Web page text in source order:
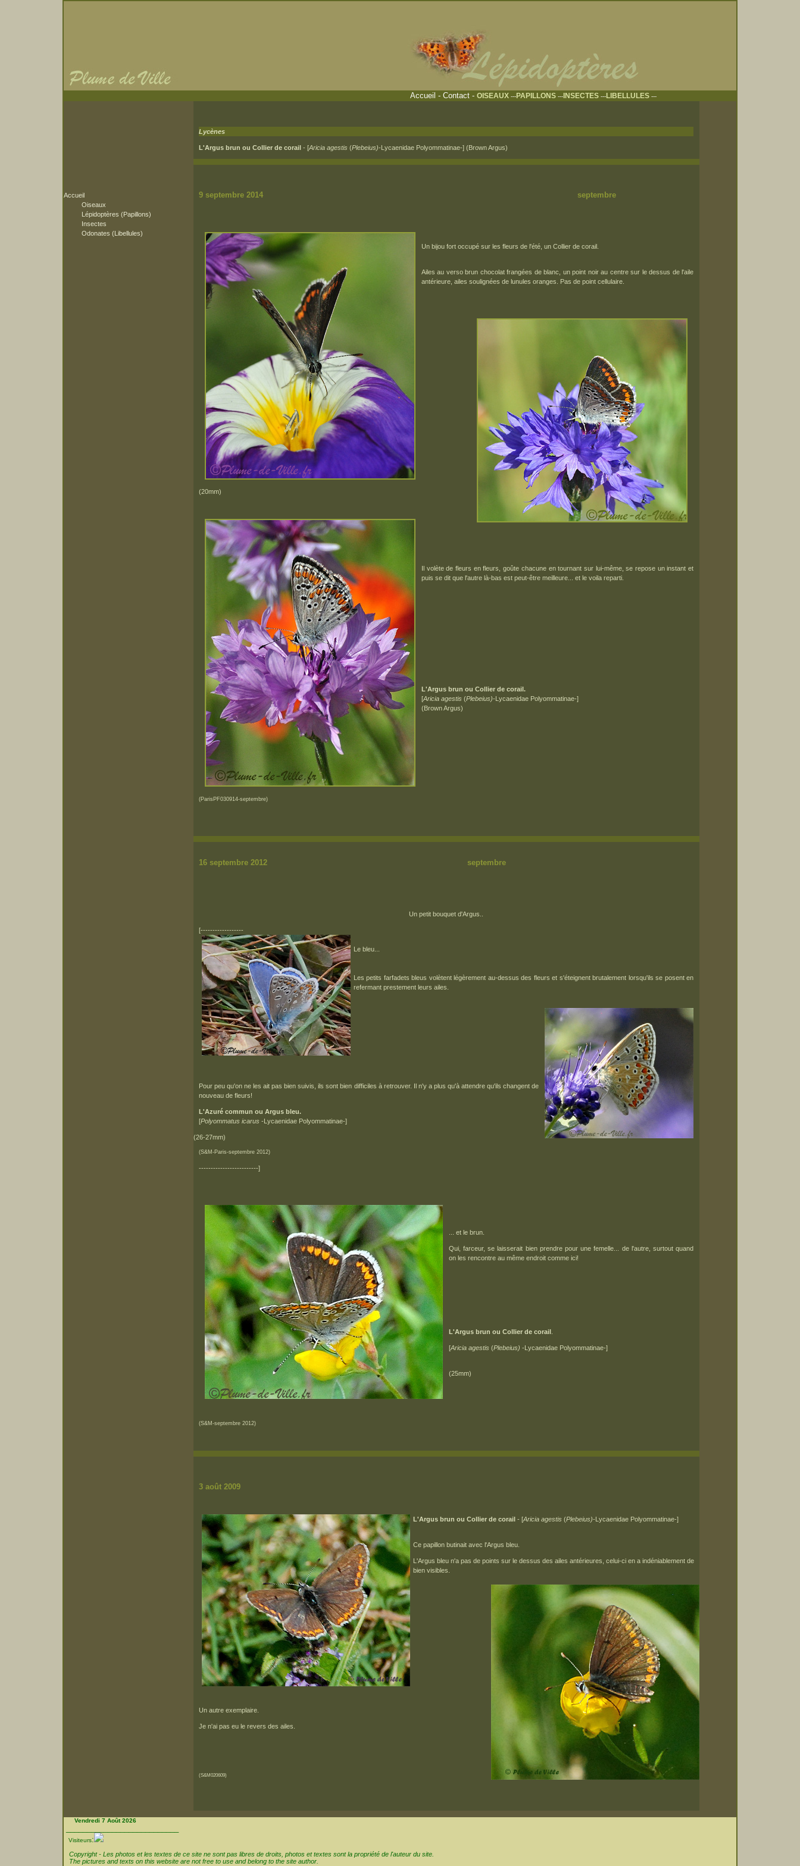
Accueil - Contact- OISEAUX ---PAPILLONS ---INSECTES ---LIBELLULES ---
Accueil
Oiseaux
Lépidoptères (Papillons)
Insectes
Odonates (Libellules)
Lycènes
L'Argus brun ou Collier de corail - [Aricia agestis (Plebeius)-Lycaenidae Polyommatinae-] (Brown Argus)
9 septembre 2014 septembre
Un bijou fort occupé sur les fleurs de l'été, un Collier de corail.
Ailes au verso brun chocolat frangées de blanc, un point noir au centre sur le dessus de l'aile
antérieure, ailes soulignées de lunules oranges. Pas de point cellulaire.
(20mm)
Il volète de fleurs en fleurs, goûte chacune en tournant sur lui-même, se repose un instant et
puis se dit que l'autre là-bas est peut-être meilleure... et le voila reparti.
L'Argus brun ou Collier de corail.
[Aricia agestis (Plebeius)-Lycaenidae Polyommatinae-]
(Brown Argus)
(ParisPF030914-septembre)
16 septembre 2012 septembre
Un petit bouquet d'Argus..
[------------------
Le bleu...
Les petits farfadets bleus volètent légèrement au-dessus des fleurs et s'éteignent brutalement lorsqu'ils se posent en
refermant prestement leurs ailes.
Pour peu qu'on ne les ait pas bien suivis, ils sont bien difficiles à retrouver. Il n'y a plus qu'à attendre qu'ils changent de
nouveau de fleurs!
L'Azuré commun ou Argus bleu.
[Polyommatus icarus -Lycaenidae Polyommatinae-]
(26-27mm)
(S&M-Paris-septembre 2012)
-------------------------]
... et le brun.
Qui, farceur, se laisserait bien prendre pour une femelle... de l'autre, surtout quand
on les rencontre au même endroit comme ici!
L'Argus brun ou Collier de corail
[Aricia agestis (Plebeius) -Lycaenidae Polyommatinae-]
(25mm)
(S&M-septembre 2012)
3 août 2009
L'Argus brun ou Collier de corail - [Aricia agestis (Plebeius)-Lycaenidae Polyommatinae-]
Ce papillon butinait avec l'Argus bleu.
L'Argus bleu n'a pas de points sur le dessus des ailes antérieures, celui-ci en a indéniablement de
bien visibles.
Un autre exemplaire.
Je n'ai pas eu le revers des ailes.
(S&M020609)
Vendredi 7 Août 2026
Visiteurs:
Copyright - Les photos et les textes de ce site ne sont pas libres de droits, photos et textes sont la propriété de l'auteur du site.
The pictures and texts on this website are not free to use and belong to the site author.